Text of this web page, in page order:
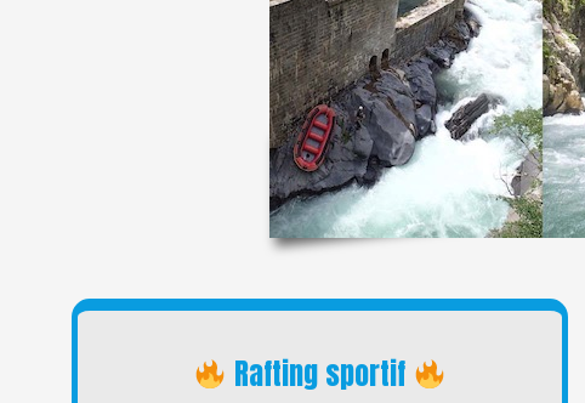
Rafting sportif